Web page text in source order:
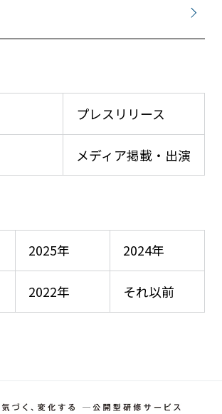
プレスリリース
メディア掲載・出演
2025年 2024年
2022年 それ以前